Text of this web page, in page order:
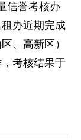
信誉考核办
办近期完成
、高新区）
考核结果于